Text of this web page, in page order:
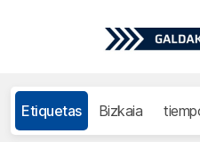
Etiquetas Bizkaia